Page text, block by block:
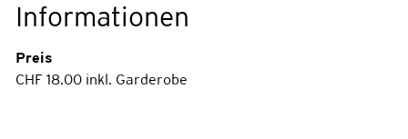
Informationen
Preis
CHF 18.00 inkl. Garderobe